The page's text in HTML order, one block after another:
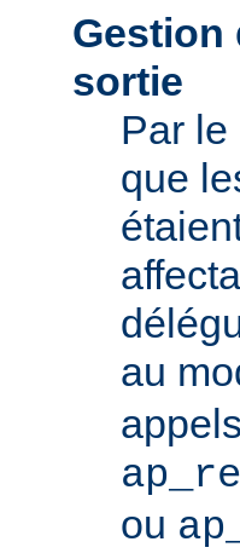
Gestion
sortie
Par le
que
au
appels
ou